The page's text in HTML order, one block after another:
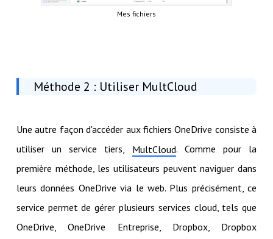
Mes fichiers
Méthode 2 : Utiliser MultCloud
Une autre façon d'accéder aux fichiers OneDrive consiste à
utiliser un service tiers, MultCloud. Comme pour la
première méthode, les utilisateurs peuvent naviguer dans
leurs données OneDrive via le web. Plus précisément, ce
service permet de gérer plusieurs services cloud, tels que
OneDrive, OneDrive Entreprise, Dropbox, Dropbox